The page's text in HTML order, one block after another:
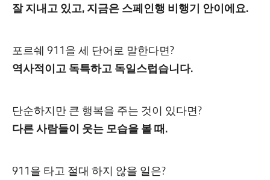
잘 지내고 있고, 지금은 스페인행 비행기 안이에요.
포르쉐 911을 세 단어로 말한다면?
역사적이고 독특하고 독일스럽습니다.
단순하지만 큰 행복을 주는 것이 있다면?
다른 사람들이 웃는 모습을 볼 때.
911을 타고 절대 하지 않을 일은?